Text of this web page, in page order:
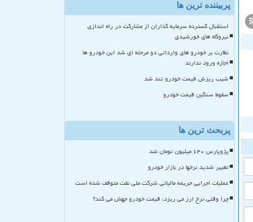
پربیننده ترین ها
استقبال گسترده سرمایه گذاران از مشارکت در راه اندازی
نیروگاه های خورشیدی
نظارت بر خودرو های وارداتی دو مرحله ای شد این خودرو ها
اجازه ورود ندارند
شیب ریزش قیمت خودرو تند شد
سقوط سنگین قیمت خودرو
پربحث ترین ها
پژوپارس ۶۴۰ میلیون تومان شد
تغییر شدید نرخها در بازار خودرو
عملیات اجرایی جریمه مالیاتی شرکت ملی نفت متوقف شده است
چرا وقتی نرخ ارز می ریزد، قیمت خودرو جهش می کند؟